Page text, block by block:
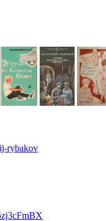
rybakov